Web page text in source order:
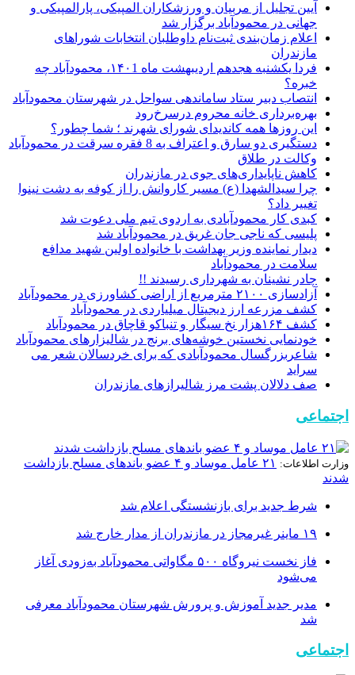
آیین تجلیل از مربیان و ورزشکاران المپیکی، پارالمپیکی و
جهانی در محمودآباد برگزار شد
اعلام زمان‌بندی ثبت‌نام داوطلبان انتخابات شوراهای
مازندران
فردا یکشنبه هجدهم اردیبهشت ماه ۱۴۰1، محمودآباد چه
خبره؟
انتصاب دبیر ستاد ساماندهی سواحل در شهرستان محمودآباد
بهره‌برداری خانه محروم درسرخ‌رود
این روزها همه کاندیدای شورای شهرند ؛ شما چطور؟
دستگیری دو سارق و اعتراف به 8 فقره سرقت در محمودآباد
وکالت در طلاق
کاهش ناپایداری‌های جوی در مازندران
چرا سیدالشهدا (ع) مسیر کاروانش را از کوفه به دشت نینوا
تغییر داد؟
کبدی کار محمودآبادی به اردوی تیم ملی دعوت شد
پلیسی که ناجی جان غریق در محمودآباد شد
دیدار نماینده وزیر بهداشت با خانواده اولین شهید مدافع
سلامت در محمودآباد
چادر نشینان به شهرداری رسیدند !!
آزادسازی ۲۱۰۰ مترمربع از اراضی کشاورزی در محمودآباد
کشف مزرعه ارز دیجیتال میلیاردی در محمودآباد
كشف ۱۶۴هزار نخ سیگار و تنباکو قاچاق در محمودآباد
خودنمایی نخستین خوشه‌های برنج در شالیزار‌های محمودآباد
شاعربزرگسال محمودآبادی که برای خردسالان شعر می
سراید
صف دلالان پشت مرز شالیرازهای مازندران
اجتماعی
وزارت اطلاعات:
۲۱ عامل موساد و ۴ عضو باند‌های مسلح بازداشت
شدند
شرط جدید برای بازنشستگی اعلام شد
۱۹ ماینر غیرمجاز در مازندران از مدار خارج شد
فاز نخست نیروگاه ۵۰۰ مگاواتی محمودآباد به‌زودی آغاز
می‌شود
مدیر جدید آموزش و پرورش شهرستان محمودآباد معرفی
شد
اجتماعی